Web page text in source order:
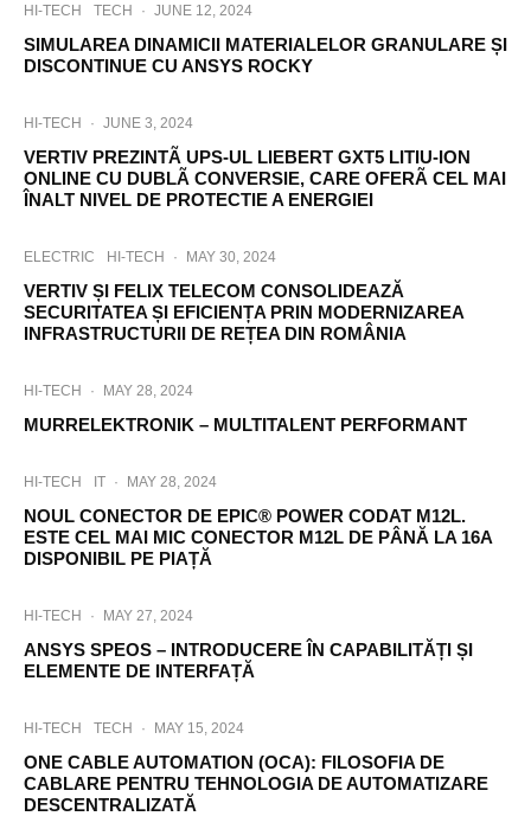
HI-TECH TECH · JUNE 12, 2024
SIMULAREA DINAMICII MATERIALELOR GRANULARE ȘI
DISCONTINUE CU ANSYS ROCKY
HI-TECH · JUNE 3, 2024
VERTIV PREZINTÃ UPS-UL LIEBERT GXT5 LITIU-ION
ONLINE CU DUBLÃ CONVERSIE, CARE OFERÃ CEL MAI
ÎNALT NIVEL DE PROTECTIE A ENERGIEI
ELECTRIC HI-TECH · MAY 30, 2024
VERTIV ȘI FELIX TELECOM CONSOLIDEAZĂ
SECURITATEA ȘI EFICIENȚA PRIN MODERNIZAREA
INFRASTRUCTURII DE REȚEA DIN ROMÂNIA
HI-TECH · MAY 28, 2024
MURRELEKTRONIK – MULTITALENT PERFORMANT
HI-TECH IT · MAY 28, 2024
NOUL CONECTOR DE EPIC® POWER CODAT M12L.
ESTE CEL MAI MIC CONECTOR M12L DE PÂNĂ LA 16A
DISPONIBIL PE PIAȚĂ
HI-TECH · MAY 27, 2024
ANSYS SPEOS – INTRODUCERE ÎN CAPABILITĂȚI ȘI
ELEMENTE DE INTERFAȚĂ
HI-TECH TECH · MAY 15, 2024
ONE CABLE AUTOMATION (OCA): FILOSOFIA DE
CABLARE PENTRU TEHNOLOGIA DE AUTOMATIZARE
DESCENTRALIZATĂ